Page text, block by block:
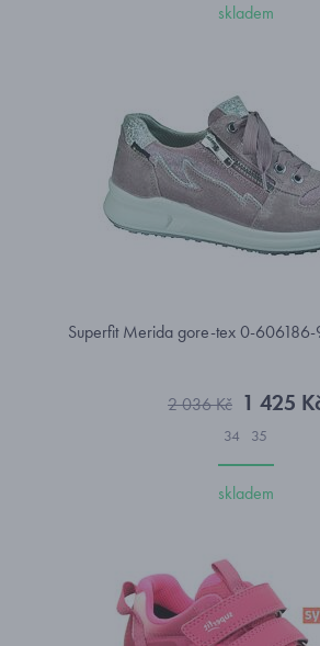
skladem
Superfit Merida gore-tex 0-
2 036 Kč 1 425
34 35
skladem